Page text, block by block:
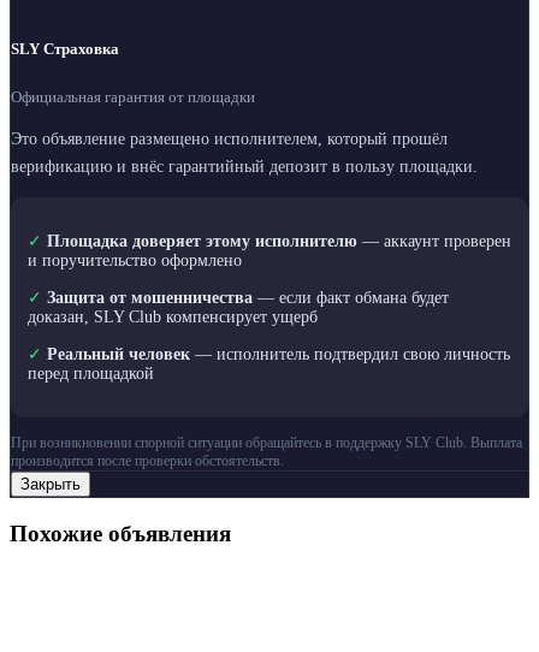
SLY Страховка
Официальная гарантия от площадки
Это объявление размещено исполнителем, который прошёл
верификацию и внёс гарантийный депозит в пользу площадки.
✓ Площадка доверяет этому исполнителю — аккаунт проверен
и поручительство оформлено
✓ Защита от мошенничества — если факт обмана будет
доказан, SLY Club компенсирует ущерб
✓ Реальный человек — исполнитель подтвердил свою личность
перед площадкой
При возникновении спорной ситуации обращайтесь в поддержку SLY Club. Выплата
производится после проверки обстоятельств.
Закрыть
Похожие объявления